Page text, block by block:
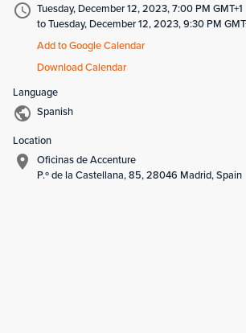
Tuesday, December 12, 2023, 7:00 PM GMT+1
to Tuesday, December 12, 2023, 9:30 PM
Add to Google Calendar
Download Calendar
Language
Spanish
Location
Oficinas de Accenture
P.º de la Castellana, 85, 28046 Madrid, Spain